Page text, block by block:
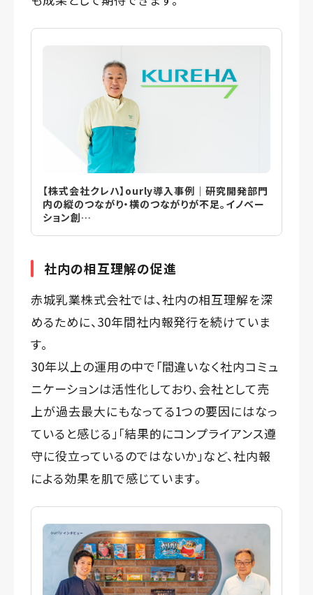
【株式会社クレハ】ourly導入事例｜研究開発部門
内の縦のつながり・横のつながりが不足。イノベー
ション創…
社内の相互理解の促進
赤城乳業株式会社では、社内の相互理解を深
めるために、30年間社内報発行を続けていま
す。
30年以上の運用の中で「間違いなく社内コミュ
ニケーションは活性化しており、会社として売
上が過去最大にもなってる1つの要因にはなっ
ていると感じる」「結果的にコンプライアンス遵
守に役立っているのではないか」など、社内報
による効果を肌で感じています。